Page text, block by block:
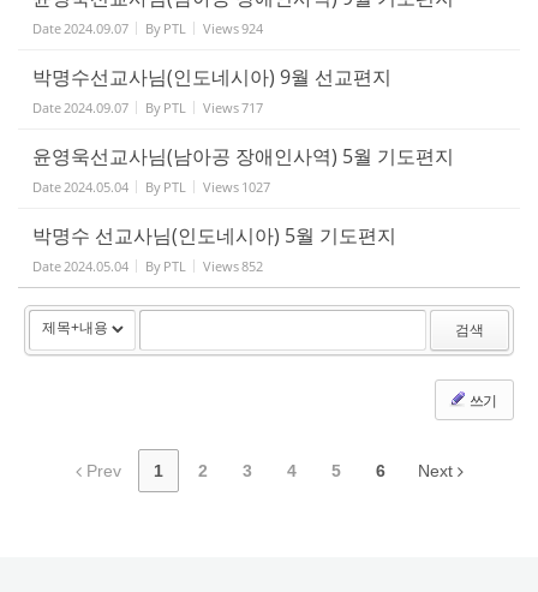
Date 2024.09.07 By PTL Views924
박명수선교사님(인도네시아) 9월 선교편지
Date 2024.09.07 By PTL Views717
윤영욱선교사님(남아공 장애인사역) 5월 기도편지
Date 2024.05.04 By PTL Views 1027
박명수 선교사님(인도네시아) 5월 기도편지
Date 2024.05.04 By PTL Views852
검색
쓰기
Prev 1 2 3 4 5 6 Next